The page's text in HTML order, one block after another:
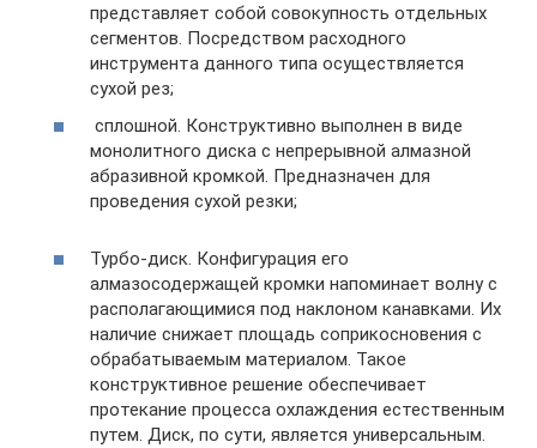
представляет собой совокупность отдельных
сегментов. Посредством расходного
инструмента данного типа осуществляется
сухой рез;
сплошной. Конструктивно выполнен в виде
монолитного диска с непрерывной алмазной
абразивной кромкой. Предназначен для
проведения сухой резки;
Турбо-диск. Конфигурация его
алмазосодержащей кромки напоминает волну с
располагающимися под наклоном канавками. Их
наличие снижает площадь соприкосновения с
обрабатываемым материалом. Такое
конструктивное решение обеспечивает
протекание процесса охлаждения естественным
путем. Диск, по сути, является универсальным.